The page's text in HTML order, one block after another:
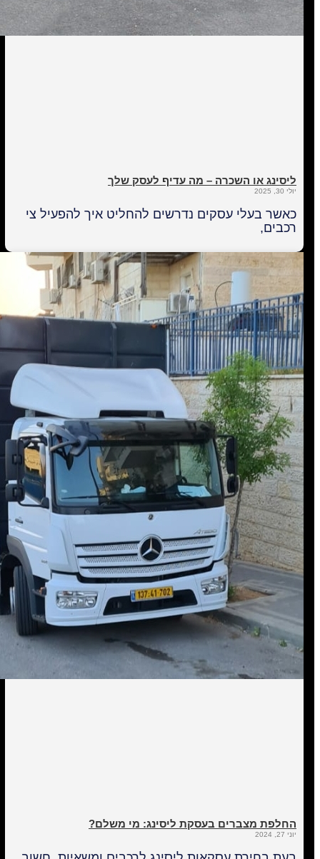
ליסינג או השכרה – מה עדיף לעסק שלך
יולי 30, 2025
כאשר בעלי עסקים נדרשים להחליט איך להפעיל צי
רכבים,
החלפת מצברים בעסקת ליסינג: מי משלם?
יוני 27, 2024